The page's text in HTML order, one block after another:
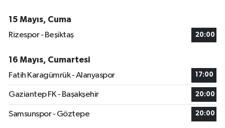
15 Mayıs, Cuma
Rizespor - Beşiktaş
20:00
16 Mayıs, Cumartesi
Fatih Karagümrük - Alanyaspor
17:00
Gaziantep FK - Başakşehir 20:00
Samsunspor - Göztepe 20:00